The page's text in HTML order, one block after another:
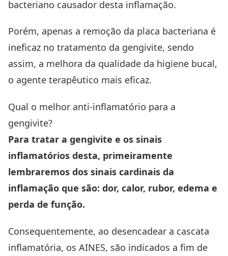
bacteriano causador desta inflamação.
Porém, apenas a remoção da placa bacteriana é
ineficaz no tratamento da gengivite, sendo
assim, a melhora da qualidade da higiene bucal,
o agente terapêutico mais eficaz.
Qual o melhor anti-inflamatório para a
gengivite?
Para tratar a gengivite e os sinais
inflamatórios desta, primeiramente
lembraremos dos sinais cardinais da
inflamação que são: dor, calor, rubor, edema e
perda de função.
Consequentemente, ao desencadear a cascata
inflamatória, os AINES, são indicados a fim de